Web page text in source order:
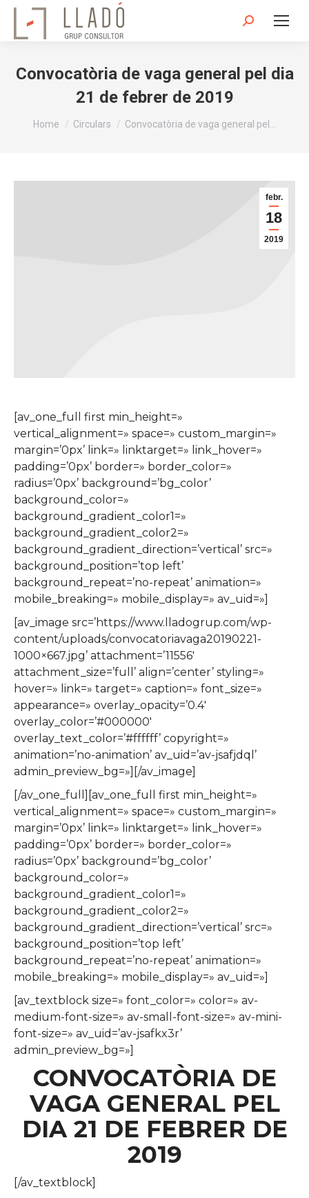
Search:
Convocatòria de vaga general pel dia
21 de febrer de 2019
You are here:
Home Circulars Convocatòria de vaga general pel…
febr.
18
2019
[av_one_full first min_height=»
vertical_alignment=» space=» custom_margin=»
margin=’0px’ link=» linktarget=» link_hover=»
padding=’0px’ border=» border_color=»
radius=’0px’ background=’bg_color’
background_color=»
background_gradient_color1=»
background_gradient_color2=»
background_gradient_direction=’vertical’ src=»
background_position=’top left’
background_repeat=’no-repeat’ animation=»
mobile_breaking=» mobile_display=» av_uid=»]
[av_image src=’https://www.lladogrup.com/wp-
content/uploads/convocatoriavaga20190221-
1000×667.jpg’ attachment=’11556′
attachment_size=’full’ align=’center’ styling=»
hover=» link=» target=» caption=» font_size=»
appearance=» overlay_opacity=’0.4′
overlay_color=’#000000′
overlay_text_color=’#ffffff’ copyright=»
animation=’no-animation’ av_uid=’av-jsafjdql’
admin_preview_bg=»][/av_image]
[/av_one_full][av_one_full first min_height=»
vertical_alignment=» space=» custom_margin=»
margin=’0px’ link=» linktarget=» link_hover=»
padding=’0px’ border=» border_color=»
radius=’0px’ background=’bg_color’
background_color=»
background_gradient_color1=»
background_gradient_color2=»
background_gradient_direction=’vertical’ src=»
background_position=’top left’
background_repeat=’no-repeat’ animation=»
mobile_breaking=» mobile_display=» av_uid=»]
[av_textblock size=» font_color=» color=» av-
medium-font-size=» av-small-font-size=» av-mini-
font-size=» av_uid=’av-jsafkx3r’
admin_preview_bg=»]
CONVOCATÒRIA DE
VAGA GENERAL PEL
DIA 21 DE FEBRER DE
2019
[/av_textblock]